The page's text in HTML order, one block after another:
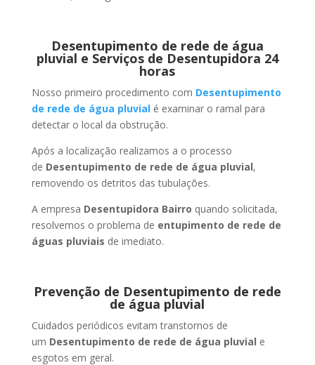
Desentupimento de rede de água
pluvial e Serviços de Desentupidora 24
horas
Nosso primeiro procedimento com Desentupimento
de rede de água pluvialé examinar o ramal para
detectar o local da obstrução.
Após a localização realizamos a o processo
de Desentupimento de rede de água pluvial,
removendo os detritos das tubulações.
A empresa Desentupidora Bairro quando solicitada,
resolvemos o problema de entupimento de rede de
águas pluviais de imediato.
Prevenção de Desentupimento de rede
de água pluvial
Cuidados periódicos evitam transtornos de
um Desentupimento de rede de água pluvial e
esgotos em geral.